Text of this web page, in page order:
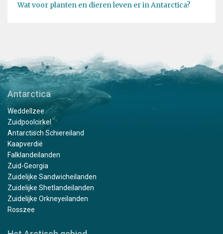
Wat voor planten en dieren leven er in Antarctica?
Antarctica
Weddellzee
Zuidpoolcirkel
Antarctisch Schiereiland
Kaapverdië
Falklandeilanden
Zuid-Georgia
Zuidelijke Sandwicheilanden
Zuidelijke Shetlandeilanden
Zuidelijke Orkneyeilanden
Rosszee